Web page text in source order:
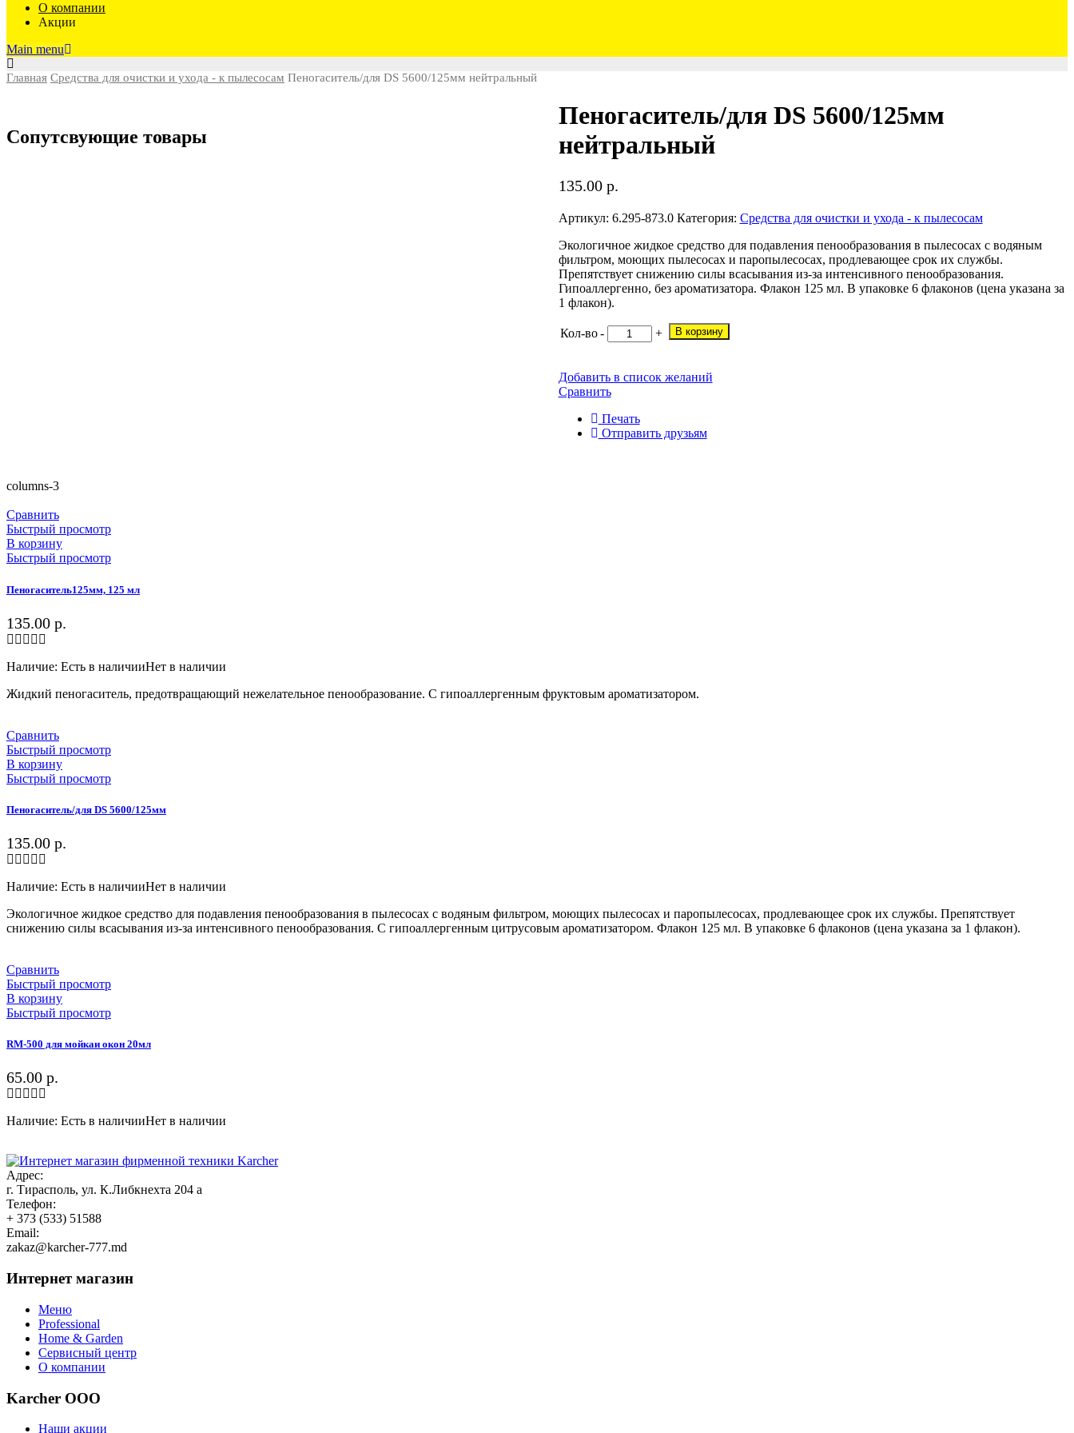
О компании
Акции
Main menu
Главная Средства для очистки и ухода - к пылесосам Пеногаситель/для DS 5600/125мм нейтральный
Пеногаситель/для DS 5600/125мм
нейтральный
135.00 р.
Артикул: 6.295-873.0 Категория: Средства для очистки и ухода - к пылесосам
Экологичное жидкое средство для подавления пенообразования в пылесосах с водяным
фильтром, моющих пылесосах и паропылесосах, продлевающее срок их службы.
Препятствует снижению силы всасывания из-за интенсивного пенообразования.
Гипоаллергенно, без ароматизатора. Флакон 125 мл. В упаковке 6 флаконов (цена указана за
1 флакон).
Кол-во - + В корзину
Добавить в список желаний
Сравнить
Печать
Отправить друзьям
Сопутсвующие товары
columns-3
Сравнить
Быстрый просмотр
В корзину
Быстрый просмотр
Пеногаситель125мм, 125 мл
135.00 р.
Наличие: Есть в наличииНет в наличии
Жидкий пеногаситель, предотвращающий нежелательное пенообразование. С гипоаллергенным фруктовым ароматизатором.
Сравнить
Быстрый просмотр
В корзину
Быстрый просмотр
Пеногаситель/для DS 5600/125мм
135.00 р.
Наличие: Есть в наличииНет в наличии
Экологичное жидкое средство для подавления пенообразования в пылесосах с водяным фильтром, моющих пылесосах и паропылесосах, продлевающее срок их службы. Препятствует
снижению силы всасывания из-за интенсивного пенообразования. С гипоаллергенным цитрусовым ароматизатором. Флакон 125 мл. В упаковке 6 флаконов (цена указана за 1 флакон).
Сравнить
Быстрый просмотр
В корзину
Быстрый просмотр
RM-500 для мойкаи окон 20мл
65.00 р.
Наличие: Есть в наличииНет в наличии
Адрес:
г. Тирасполь, ул. К.Либкнехта 204 а
Телефон:
+ 373 (533) 51588
Email:
zakaz@karcher-777.md
Интернет магазин
Меню
Professional
Home & Garden
Сервисный центр
О компании
Karcher ООО
Наши акции